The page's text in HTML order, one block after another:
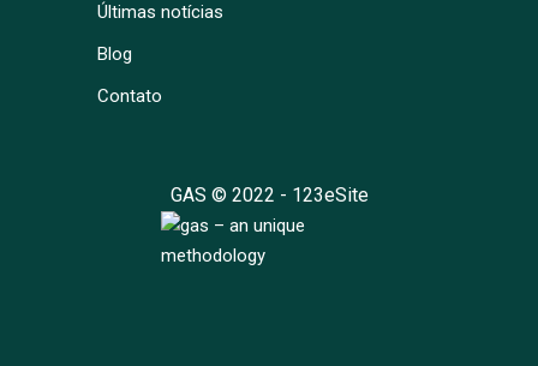
Últimas notícias
Blog
Contato
GAS © 2022 - 123eSite